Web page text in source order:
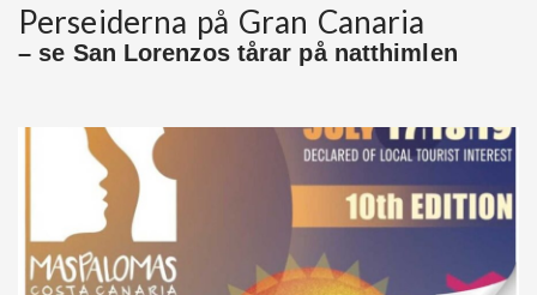
Perseiderna på Gran Canaria
– se San Lorenzos tårar på natthimlen